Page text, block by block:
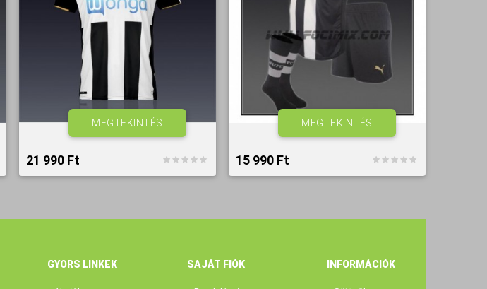
21 990 Ft‎
MEGTEKINTÉS
15 990 Ft‎
MEGTEKINTÉS
GYORS LINKEK SAJÁT FIÓK INFORMÁCIÓK